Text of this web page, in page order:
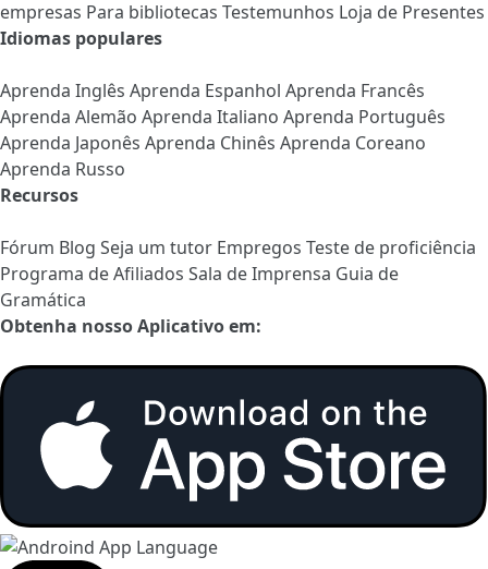
empresas Para bibliotecas Testemunhos Loja de Presentes
Idiomas populares
Aprenda Inglês Aprenda Espanhol Aprenda Francês
Aprenda Alemão Aprenda Italiano Aprenda Português
Aprenda Japonês Aprenda Chinês Aprenda Coreano
Aprenda Russo
Recursos
Fórum Blog Seja um tutor Empregos Teste de proficiência
Programa de Afiliados Sala de Imprensa Guia de
Gramática
Obtenha nosso Aplicativo em: